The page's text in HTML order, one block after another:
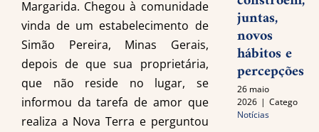
Margarida. Chegou à comunidade
vinda de um estabelecimento de
Simão Pereira, Minas Gerais,
depois de que sua proprietária,
que não reside no lugar, se
informou da tarefa de amor que
realiza a Nova Terra e perguntou
juntas,
novos
hábitos e
percepções
26 maio
2026 | Categories:
Notícias